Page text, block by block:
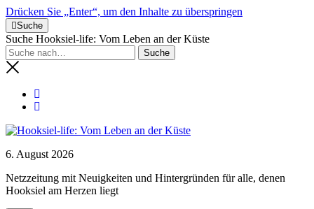
Drücken Sie „Enter“, um den Inhalte zu überspringen
Suche
Suche Hooksiel-life: Vom Leben an der Küste
6. August 2026
Netzzeitung mit Neuigkeiten und Hintergründen für alle, denen
Hooksiel am Herzen liegt